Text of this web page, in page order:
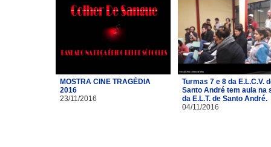
MOSTRA CINE TRAGÉDIA
2016
23/11/2016
Turmas 7 e 8 da E.L.C.V.
Santo André tem aula na
da E.L.T. de Santo André.
04/11/2016